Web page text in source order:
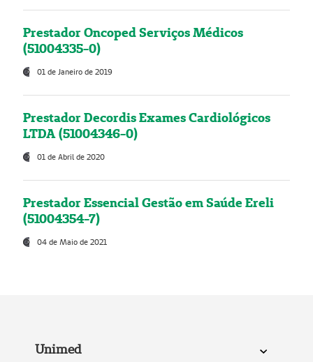
Prestador Oncoped Serviços Médicos
(51004335-0)
01 de Janeiro de 2019
Prestador Decordis Exames Cardiológicos
LTDA (51004346-0)
01 de Abril de 2020
Prestador Essencial Gestão em Saúde Ereli
(51004354-7)
04 de Maio de 2021
Unimed